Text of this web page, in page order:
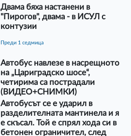
Двама бяха настанени в
"Пирогов", двама - в ИСУЛ с
контузии
преди 1 седмица
Автобус навлезе в насрещното
на „Цариградско шосе“,
четирима са пострадали
(ВИДЕО+СНИМКИ)
Автобусът се е ударил в
разделителната мантинела и я
е скъсал. Той е спрял хода си в
бетонен ограничител, след